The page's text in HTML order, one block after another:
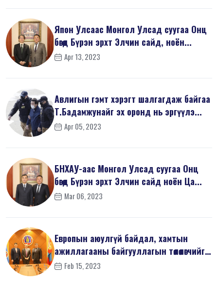
Япон Улсаас Монгол Улсад суугаа Онц
бөгөөд Бүрэн эрхт Элчин сайд, ноён...
Apr 13, 2023
Авлигын гэмт хэрэгт шалгагдаж байгаа
Т.Бадамжунайг эх оронд нь эргүүлэ...
Apr 05, 2023
БНХАУ-аас Монгол Улсад суугаа Онц
бөгөөд Бүрэн эрхт Элчин сайд ноён Ца...
Mar 06, 2023
Европын аюулгүй байдал, хамтын
ажиллагааны байгууллагын төлөөлөгчийг
х...Feb 15, 2023